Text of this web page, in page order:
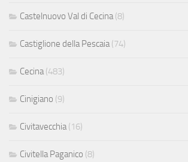
Castelnuovo Val di Cecina (8)
Castiglione della Pescaia (74)
Cecina (483)
Cinigiano (9)
Civitavecchia (16)
Civitella Paganico (8)